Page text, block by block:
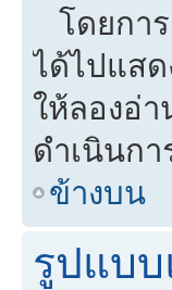
โดยการ
ได้ไปแส
ให้ลองอ่
ดำเนินกา
ข้างบน
รูปแบ